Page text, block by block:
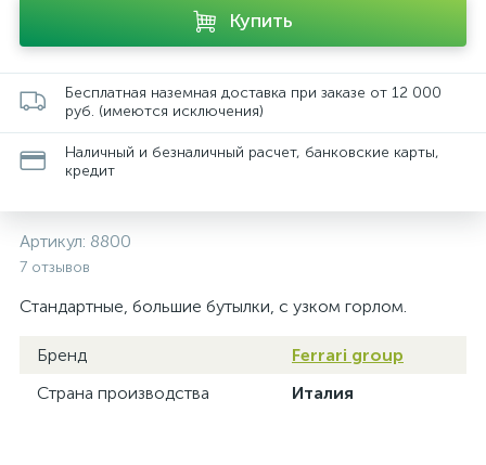
Купить
Бесплатная наземная доставка при заказе от 12 000
руб. (имеются исключения)
Наличный и безналичный расчет, банковские карты,
кредит
Артикул: 8800
7 отзывов
Стандартные, большие бутылки, с узком горлом.
Бренд
Ferrari group
Страна производства
Италия